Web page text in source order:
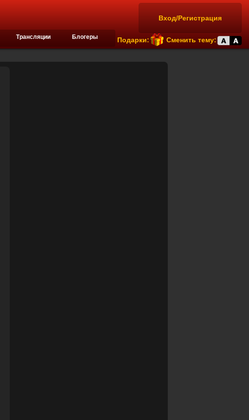
Вход/Регистрация
Подарки: Сменить тему:
Трансляции Блогеры